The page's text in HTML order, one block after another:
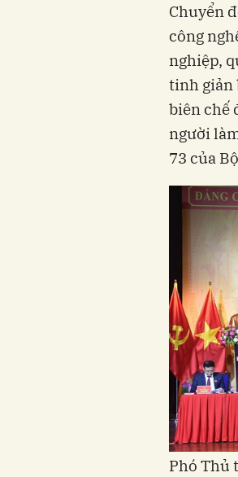
Chuyển
công
nghiệp,
tinh giản
biên chế
người
73 của
Phó Thủ